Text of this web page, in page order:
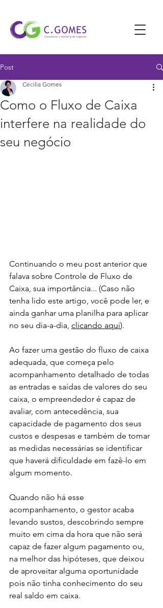
Post
Como o Fluxo de Caixa
interfere na realidade do
seu negócio
Cecilia Gomes
Continuando o meu post anterior que
falava sobre Controle de Fluxo de
Caixa, sua importância... (Caso não
tenha lido este artigo, você pode ler, e
ainda ganhar uma planilha para aplicar
no seu dia-a-dia, clicando aqui).
Ao fazer uma gestão do fluxo de caixa
adequada, que começa pelo
acompanhamento detalhado de todas
as entradas e saídas de valores do seu
caixa, o empreendedor é capaz de
avaliar, com antecedência, sua
capacidade de pagamento dos seus
custos e despesas e também de tomar
as medidas necessárias se identificar
que haverá dificuldade em fazê-lo em
algum momento.
Quando não há esse
acompanhamento, o gestor acaba
levando sustos, descobrindo sempre
muito em cima da hora que não será
capaz de fazer algum pagamento ou,
na melhor das hipóteses, que deixou
de aproveitar alguma oportunidade
pois não tinha conhecimento do seu
real saldo em caixa.